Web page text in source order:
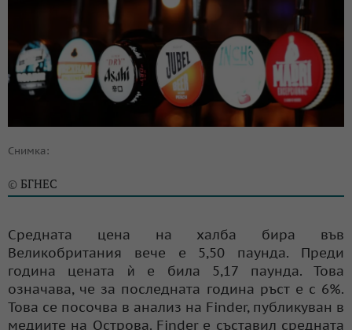
Снимка:
© БГНЕС
Средната цена на халба бира във
Великобритания вече е 5,50 паунда. Преди
година цената ѝ е била 5,17 паунда. Това
означава, че за последната година ръст е с 6%.
Това се посочва в анализ на Finder, публикуван в
медиите на Острова. Finder е съставил средната